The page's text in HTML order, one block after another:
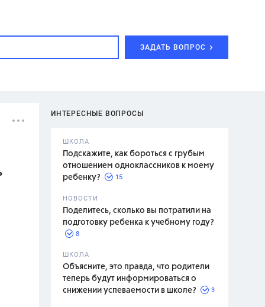
ЗАДАТЬ ВОПРОС
ИНТЕРЕСНЫЕ ВОПРОСЫ
ШКОЛА
Подскажите, как бороться с грубым
отношением одноклассников к моему
ребенку?
15
НОВОСТИ
Поделитесь, сколько вы потратили на
подготовку ребенка к учебному году?
8
ШКОЛА
Объясните, это правда, что родители
теперь будут информироваться о
снижении успеваемости в школе?
3